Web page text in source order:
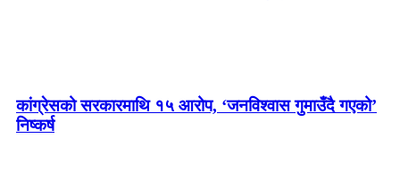
कांग्रेसको सरकारमाथि १५ आरोप, ‘जनविश्वास गुमाउँदै गएको’
निष्कर्ष